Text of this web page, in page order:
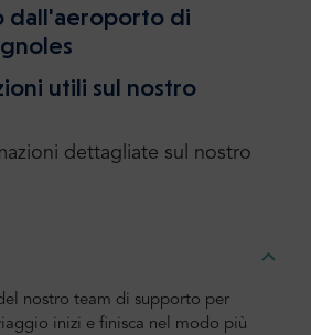
dall'aeroporto di
utili sul nostro
dettagliate sul nostro
nostro team di supporto per
inizi e finisca nel modo più